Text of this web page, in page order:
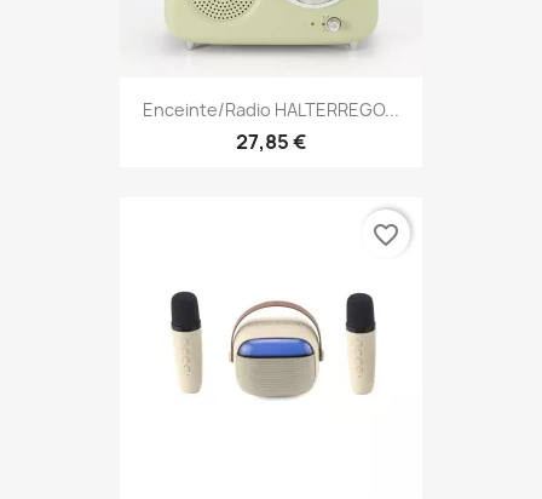
Enceinte/Radio HALTERREGO...
27,85 €
favorite_border